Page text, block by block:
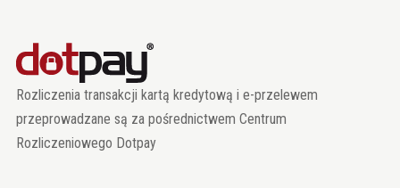
Rozliczenia transakcji kartą kredytową i e-przelewem
przeprowadzane są za pośrednictwem Centrum
Rozliczeniowego Dotpay